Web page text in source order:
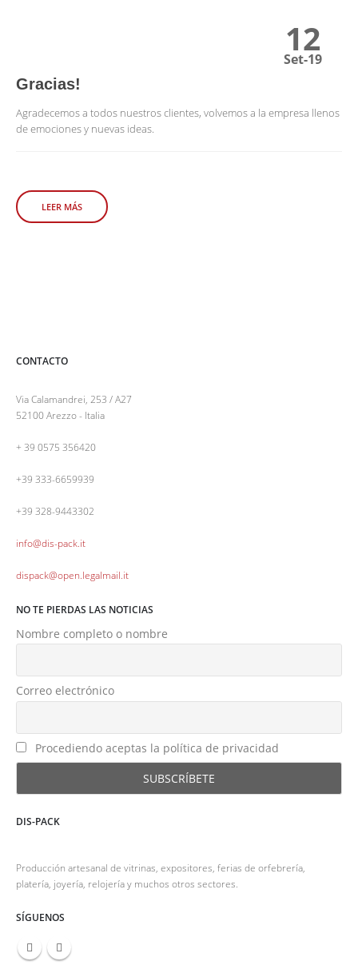
12
Set-19
Gracias!
Agradecemos a todos nuestros clientes, volvemos a la empresa llenos
de emociones y nuevas ideas.
LEER MÁS
CONTACTO
Via Calamandrei, 253 / A27
52100 Arezzo - Italia
+ 39 0575 356420
+39 333-6659939
+39 328-9443302
info@dis-pack.it
dispack@open.legalmail.it
NO TE PIERDAS LAS NOTICIAS
Nombre completo o nombre
Correo electrónico
Procediendo aceptas la política de privacidad
DIS-PACK
Producción artesanal de vitrinas, expositores, ferias de orfebrería,
platería, joyería, relojería y muchos otros sectores.
SÍGUENOS